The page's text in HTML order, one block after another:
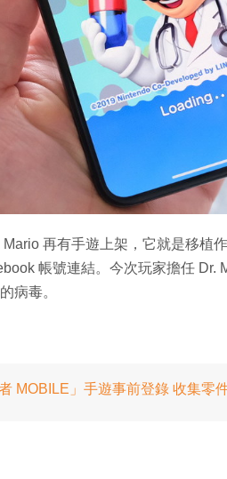
再有手遊上架，它就是移植
帳號連結。今次玩家擔任 Dr.
病毒。
MOBILE」手遊事前登錄 收集零